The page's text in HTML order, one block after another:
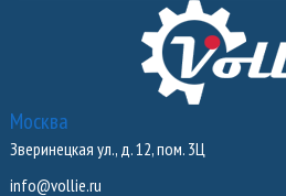
Москва
Зверинецкая ул., д. 12, пом. 3Ц
info@vollie.ru